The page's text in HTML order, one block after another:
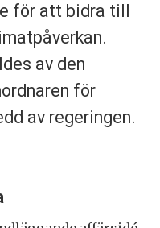
för att bidra till
av den
för
av regeringen.